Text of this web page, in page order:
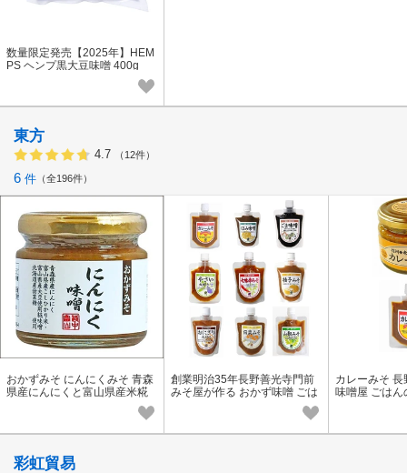
数量限定発売【2025年】HEM
PS ヘンプ黒大豆味噌 400g
東方
4.7 （12件）
6 件 全196件
おかずみそ にんにくみそ 青森
県産にんにくと富山県産米糀
味噌 合成保存料・着色料無添
創業明治35年長野善光寺門前
みそ屋が作る おかず味噌 ごは
んのおとも9種 2022秋冬新作
カレーみそ
味噌屋 ごはん
彩虹貿易